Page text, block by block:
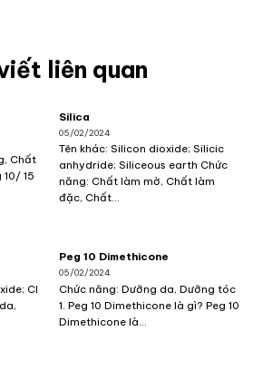
liên quan
Chất
15
Silica
05/02/2024
Tên khác: Silicon dioxide; Silicic
anhydride; Siliceous earth Chức
năng: Chất làm mờ, Chất làm
đặc, Chất...
CI
Peg 10 Dimethicone
05/02/2024
Chức năng: Dưỡng da, Dưỡng tóc
1. Peg 10 Dimethicone là gì? Peg 10
Dimethicone là...